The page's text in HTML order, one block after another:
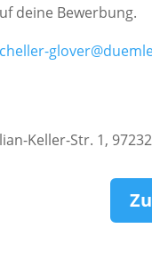
deine Bewerbung.
Keller-Str. 1,